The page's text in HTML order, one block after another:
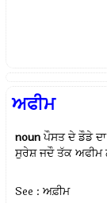
ਅਫੀਮ
noun ਪੌਸਤ ਦੇ ਡੌਡੇ
ਸੁਰੇਸ਼ ਜਦੌ ਤੱਕ ਅਫੀਮ
See : ਅਫ਼ੀਮ